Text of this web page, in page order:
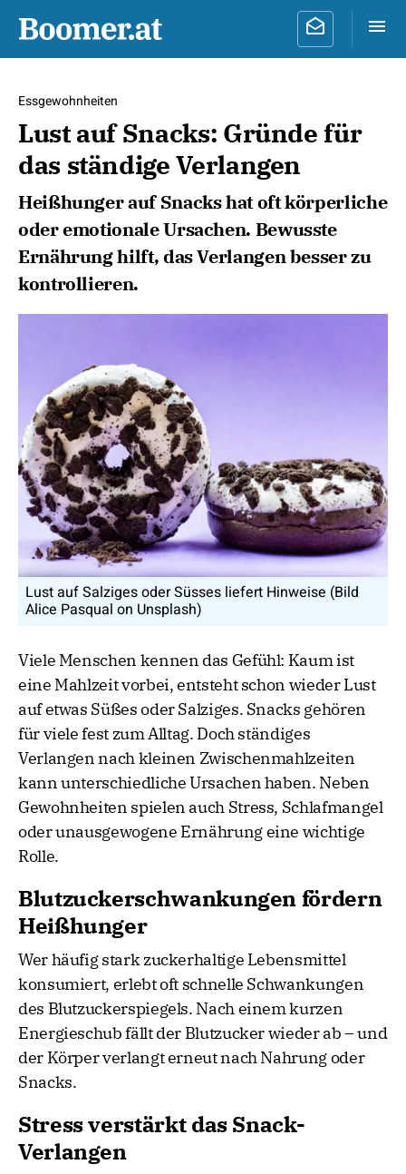
Essgewohnheiten
Lust auf Snacks: Gründe für
das ständige Verlangen
Heißhunger auf Snacks hat oft körperliche
oder emotionale Ursachen. Bewusste
Ernährung hilft, das Verlangen besser zu
kontrollieren.
Lust auf Salziges oder Süsses liefert Hinweise (Bild
Alice Pasqual on Unsplash)
Viele Menschen kennen das Gefühl: Kaum ist
eine Mahlzeit vorbei, entsteht schon wieder Lust
auf etwas Süßes oder Salziges. Snacks gehören
für viele fest zum Alltag. Doch ständiges
Verlangen nach kleinen Zwischenmahlzeiten
kann unterschiedliche Ursachen haben. Neben
Gewohnheiten spielen auch Stress, Schlafmangel
oder unausgewogene Ernährung eine wichtige
Rolle.
Blutzuckerschwankungen fördern
Heißhunger
Wer häufig stark zuckerhaltige Lebensmittel
konsumiert, erlebt oft schnelle Schwankungen
des Blutzuckerspiegels. Nach einem kurzen
Energieschub fällt der Blutzucker wieder ab – und
der Körper verlangt erneut nach Nahrung oder
Snacks.
Stress verstärkt das Snack-
Verlangen